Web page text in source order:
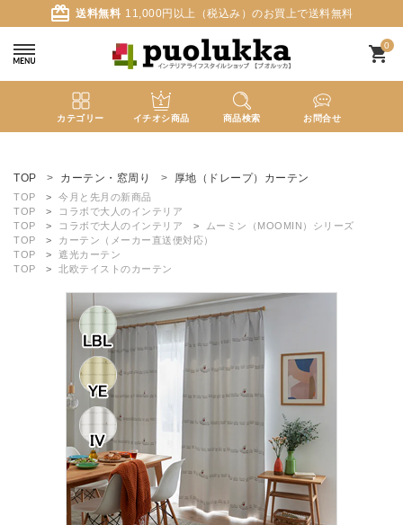
card_giftcard 送料無料 11,000円以上（税込み）のお買上で送料無料
0
shopping_cart
カテゴリー イチオシ商品 商品検索 お問合せ
ようこそ ゲスト 様
meeting_room ログイン person 新規会員登録
カテゴリーから探す
ガイドライン
TOP カーテン・窓周り 厚地（ドレープ）カーテン
TOP
今月と先月の新商品
TOP
コラボで大人のインテリア
TOP
コラボで大人のインテリア
ムーミン（MOOMIN）シリーズ
TOP
カーテン（メーカー直送便対応）
TOP
遮光カーテン
TOP
北欧テイストのカーテン